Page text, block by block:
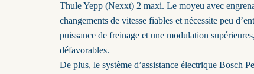
Thule Yepp (Nexxt) 2 maxi. Le moyeu avec
changements de vitesse fiables et nécessite peu
puissance de freinage et une modulation
défavorables.
De plus, le système d’assistance électrique Bosch